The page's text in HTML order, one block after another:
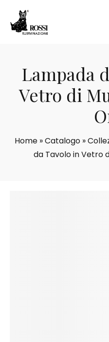
Lampada
Vetro di
Home »Catalogo »
da Tavolo in Vetro